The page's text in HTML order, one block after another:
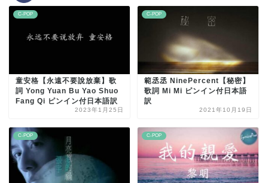
C-POP
童安格【永遠不要說放棄】歌
詞 Yong Yuan Bu Yao Shuo
Fang Qi ピンイン付日本語訳
2023年1月25日
C-POP
範丞丞 NinePercent【秘密】
歌詞 Mi Mi ピンイン付日本語
訳
2021年10月19日
C-POP C-POP